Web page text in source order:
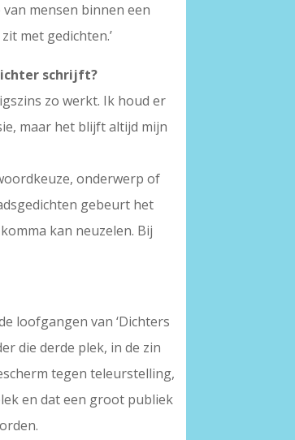
mensen binnen een
met gedichten.’
schrijft?
zo werkt. Ik houd er
maar het blijft altijd mijn
onderwerp of
gebeurt het
kan neuzelen. Bij
loofgangen van ‘Dichters
die derde plek, in de zin
tegen teleurstelling,
en dat een groot publiek